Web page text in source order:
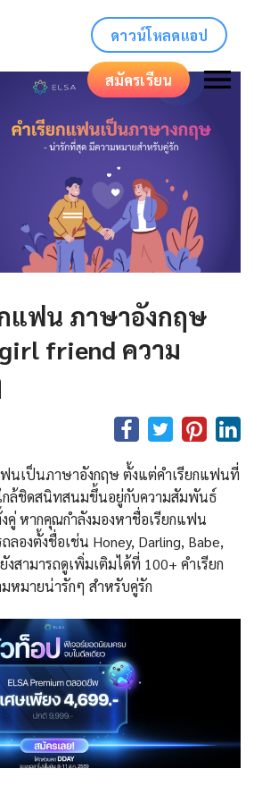
ดาวน์โหลดแอป
สมัครเรียน
กแฟน ภาษาอังกฤษ
friend ความ
ฟนเป็นภาษาอังกฤษ ตั้งแต่คําเรียกแฟนที่
กล้ชิดสนิทสนมขึ้นอยู่กับความสัมพันธ์
คู่ หากคุณกำลังมองหาชื่อเรียกแฟน
องตั้งชื่อเช่น Honey, Darling, Babe,
สามารถดูเพิ่มเติมได้ที่ 100+ คำเรียก
หมายน่ารักๆ สำหรับคู่รัก